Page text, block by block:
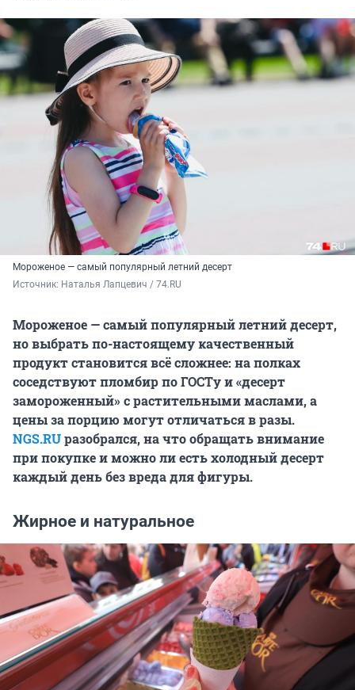
Мороженое — самый популярный летний десерт
Источник: Наталья Лапцевич / 74.RU
Мороженое — самый популярный летний десерт,
но выбрать по-настоящему качественный
продукт становится всё сложнее: на полках
соседствуют пломбир по ГОСТу и «десерт
замороженный» с растительными маслами, а
цены за порцию могут отличаться в разы.
NGS.RUразобрался, на что обращать внимание
при покупке и можно ли есть холодный десерт
каждый день без вреда для фигуры.
Жирное и натуральное